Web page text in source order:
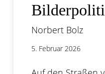
Norbert Bolz
5. Februar 2026